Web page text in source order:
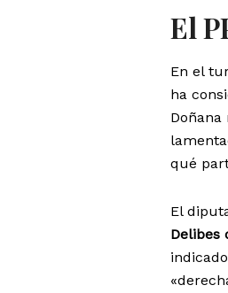
El
En el
ha
qué
El
Delibes